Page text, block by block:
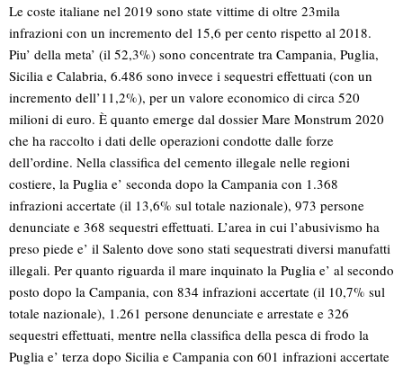
Le coste italiane nel 2019 sono state vittime di oltre 23mila
infrazioni con un incremento del 15,6 per cento rispetto al 2018.
Piu’ della meta’ (il 52,3%) sono concentrate tra Campania, Puglia,
Sicilia e Calabria, 6.486 sono invece i sequestri effettuati (con un
incremento dell’11,2%), per un valore economico di circa 520
milioni di euro. È quanto emerge dal dossier Mare Monstrum 2020
che ha raccolto i dati delle operazioni condotte dalle forze
dell’ordine. Nella classifica del cemento illegale nelle regioni
costiere, la Puglia e’ seconda dopo la Campania con 1.368
infrazioni accertate (il 13,6% sul totale nazionale), 973 persone
denunciate e 368 sequestri effettuati. L’area in cui l’abusivismo ha
preso piede e’ il Salento dove sono stati sequestrati diversi manufatti
illegali. Per quanto riguarda il mare inquinato la Puglia e’ al secondo
posto dopo la Campania, con 834 infrazioni accertate (il 10,7% sul
totale nazionale), 1.261 persone denunciate e arrestate e 326
sequestri effettuati, mentre nella classifica della pesca di frodo la
Puglia e’ terza dopo Sicilia e Campania con 601 infrazioni accertate